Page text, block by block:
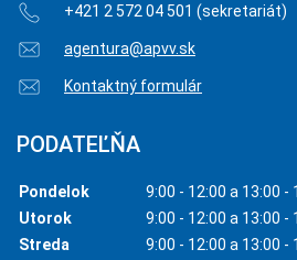
+421 2 572 04 501 (sekretariát)
agentura@apvv.sk
Kontaktný formulár
PODATEĽŇA
Pondelok
9:00 - 12:00 a 13:00 -
Utorok
9:00 - 12:00 a 13:00 -
Streda
9:00 - 12:00 a 13:00 -